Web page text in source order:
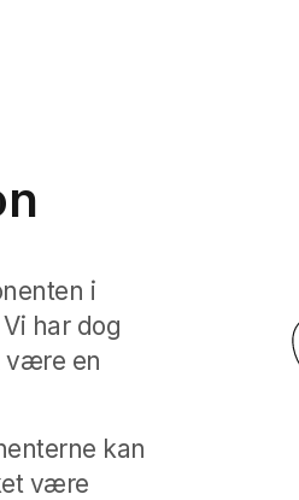
i
har dog
være en
kan
være